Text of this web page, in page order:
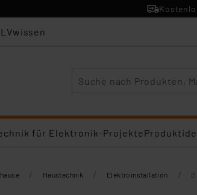
für Elektronik-Projekte
/ Haustechnik / Elektroinstallation /